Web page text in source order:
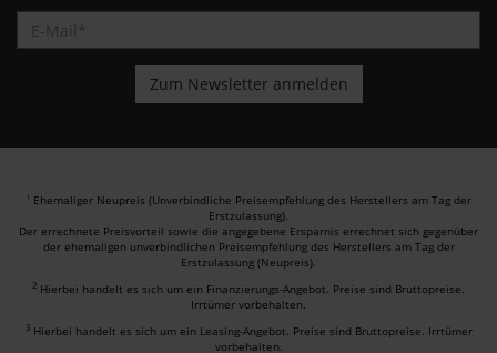
1 Ehemaliger Neupreis (Unverbindliche Preisempfehlung des Herstellers am Tag der
Erstzulassung).
Der errechnete Preisvorteil sowie die angegebene Ersparnis errechnet sich gegenüber
der ehemaligen unverbindlichen Preisempfehlung des Herstellers am Tag der
Erstzulassung (Neupreis).
2 Hierbei handelt es sich um ein Finanzierungs-Angebot. Preise sind Bruttopreise.
Irrtümer vorbehalten.
3 Hierbei handelt es sich um ein Leasing-Angebot. Preise sind Bruttopreise. Irrtümer
vorbehalten.